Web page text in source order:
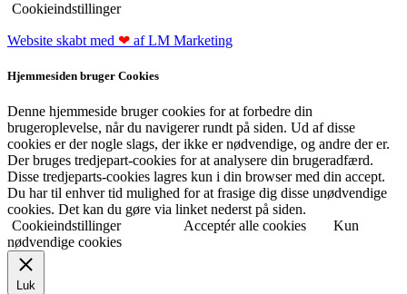
Cookieindstillinger
Website skabt med ❤ af LM Marketing
Hjemmesiden bruger Cookies
Denne hjemmeside bruger cookies for at forbedre din
brugeroplevelse, når du navigerer rundt på siden. Ud af disse
cookies er der nogle slags, der ikke er nødvendige, og andre der er.
Der bruges tredjepart-cookies for at analysere din brugeradfærd.
Disse tredjeparts-cookies lagres kun i din browser med din accept.
Du har til enhver tid mulighed for at frasige dig disse unødvendige
cookies. Det kan du gøre via linket nederst på siden.
Cookieindstillinger
Acceptér alle cookies
Kun
nødvendige cookies
Luk